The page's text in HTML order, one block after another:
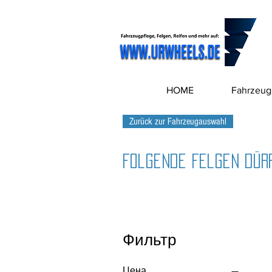
HOME
Zurück zur Fahrzeugauswahl
Folgende Felgen
Фильтр